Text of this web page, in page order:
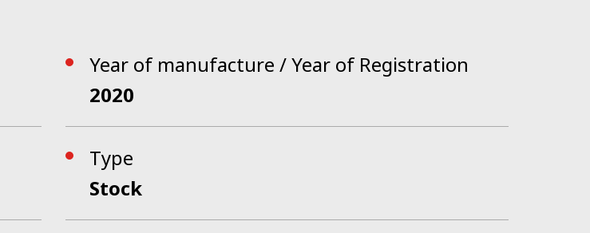
Year of manufacture / Year of Registration
2020
Type
Stock